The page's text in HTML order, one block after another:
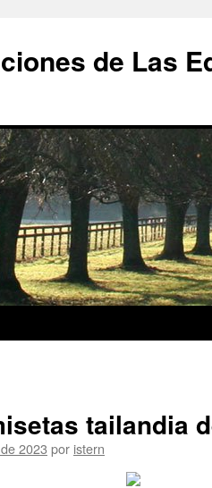
de Las
tailandia
2023 por istern